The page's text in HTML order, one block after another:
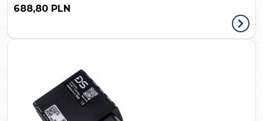
688,80 PLN